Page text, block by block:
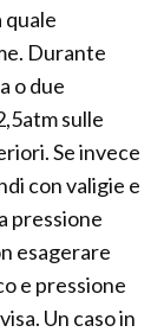
quale
Durante
o due
sulle
Se invece
con valigie e
pressione
esagerare
e pressione
Un caso in